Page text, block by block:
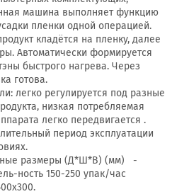
машина выполняет функцию
пленки одной операцией.
кладётся на пленку, далее
Автоматически формируется
быстрого нагрева. Через
готова.
легко регулируется под разные
низкая потребляемая
легко передвигается .
период эксплуатации
размеры (Д*Ш*В) (мм) -
ность 150-250 упак/час